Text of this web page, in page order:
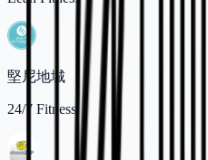
堅尼地城
24/7 Fitness